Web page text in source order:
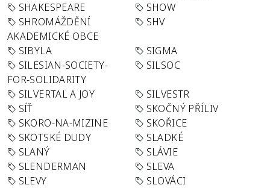
SHAKESPEARE
SHOW
SHROMÁŽDĚNÍ
AKADEMICKÉ OBCE
SHV
SIBYLA
SIGMA
SILESIAN-SOCIETY-
FOR-SOLIDARITY
SILSOC
SILVERTAL A JOY
SILVESTR
SÍŤ
SKOČNÝ PŘÍLIV
SKORO-NA-MIZINE
SKOŘICE
SKOTSKÉ DUDY
SLADKÉ
SLANÝ
SLÁVIE
SLENDERMAN
SLEVA
SLEVY
SLOVÁCI